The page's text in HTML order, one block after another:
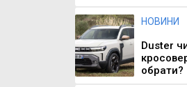
НОВИНИ
Duster
обрати?